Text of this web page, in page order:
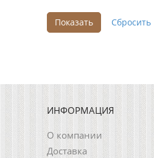
ИНФОРМАЦИЯ
О компании
Доставка